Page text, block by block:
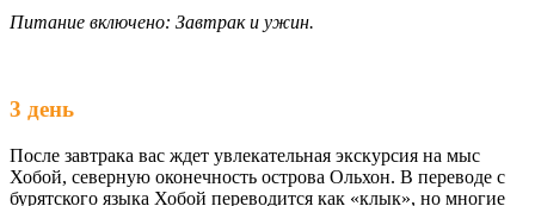
Питание включено: Завтрак и ужин.
3 день
После завтрака вас ждет увлекательная экскурсия на мыс
Хобой, северную оконечность острова Ольхон. В переводе с
бурятского языка Хобой переводится как «клык», но многие